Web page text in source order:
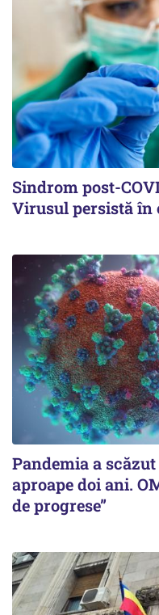
Sindrom post-
Virusul persistă în
Pandemia a
aproape doi ani.
de progrese”